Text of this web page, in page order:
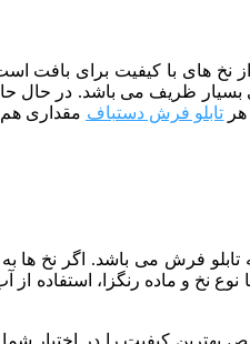
از نخ های با کیفیت برای
تابلو فرش دستباف مقداری هم
تابلو فرش می باشد. اگر
نوع نخ و ماده رنگزا،